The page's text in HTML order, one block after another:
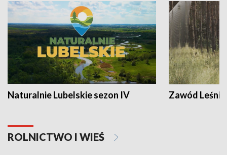
Naturalnie Lubelskie sezon IV Zawód Leśnik
ROLNICTWO I WIEŚ